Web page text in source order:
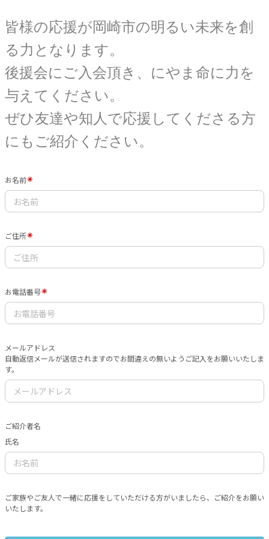
皆様の応援が岡崎市の明るい未来を創
る力となります。
後援会にご入会頂き、にやま命に力を
与えてください。
ぜひ友達や知人で応援してくださる方
にもご紹介ください。
お名前
ご住所
お電話番号
メールアドレス
自動返信メールが送信されますのでお間違えの無いようご記入をお願いいたしま
す。
ご紹介者名
氏名
ご家族やご友人で一緒に応援をしていただける方がいましたら、ご紹介をお願い
いたします。